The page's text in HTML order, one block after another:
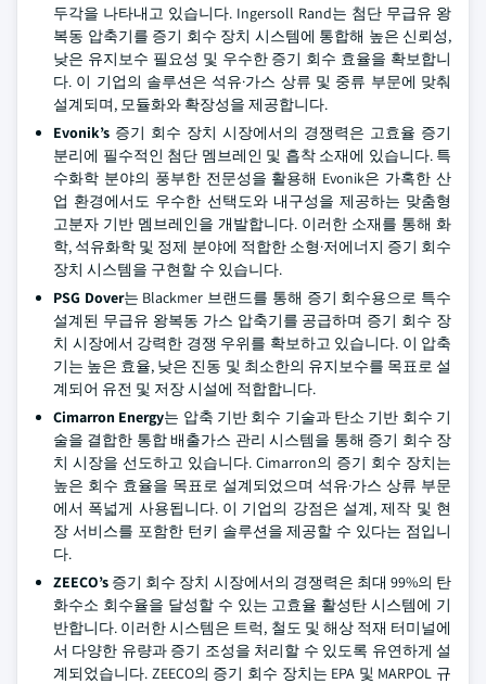
두각을 나타내고 있습니다. Ingersoll Rand는 첨단 무급유 왕
복동 압축기를 증기 회수 장치 시스템에 통합해 높은 신뢰성,
낮은 유지보수 필요성 및 우수한 증기 회수 효율을 확보합니
다. 이 기업의 솔루션은 석유·가스 상류 및 중류 부문에 맞춰
설계되며, 모듈화와 확장성을 제공합니다.
Evonik’s 증기 회수 장치 시장에서의 경쟁력은 고효율 증기
분리에 필수적인 첨단 멤브레인 및 흡착 소재에 있습니다. 특
수화학 분야의 풍부한 전문성을 활용해 Evonik은 가혹한 산
업 환경에서도 우수한 선택도와 내구성을 제공하는 맞춤형
고분자 기반 멤브레인을 개발합니다. 이러한 소재를 통해 화
학, 석유화학 및 정제 분야에 적합한 소형·저에너지 증기 회수
장치 시스템을 구현할 수 있습니다.
PSG Dover는 Blackmer 브랜드를 통해 증기 회수용으로 특수
설계된 무급유 왕복동 가스 압축기를 공급하며 증기 회수 장
치 시장에서 강력한 경쟁 우위를 확보하고 있습니다. 이 압축
기는 높은 효율, 낮은 진동 및 최소한의 유지보수를 목표로 설
계되어 유전 및 저장 시설에 적합합니다.
Cimarron Energy는 압축 기반 회수 기술과 탄소 기반 회수 기
술을 결합한 통합 배출가스 관리 시스템을 통해 증기 회수 장
치 시장을 선도하고 있습니다. Cimarron의 증기 회수 장치는
높은 회수 효율을 목표로 설계되었으며 석유·가스 상류 부문
에서 폭넓게 사용됩니다. 이 기업의 강점은 설계, 제작 및 현
장 서비스를 포함한 턴키 솔루션을 제공할 수 있다는 점입니
다.
ZEECO’s 증기 회수 장치 시장에서의 경쟁력은 최대 99%의 탄
화수소 회수율을 달성할 수 있는 고효율 활성탄 시스템에 기
반합니다. 이러한 시스템은 트럭, 철도 및 해상 적재 터미널에
서 다양한 유량과 증기 조성을 처리할 수 있도록 유연하게 설
계되었습니다. ZEECO의 증기 회수 장치는 EPA 및 MARPOL 규